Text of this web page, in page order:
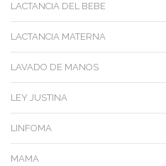
LACTANCIA DEL BEBE
LACTANCIA MATERNA
LAVADO DE MANOS
LEY JUSTINA
LINFOMA
MAMA